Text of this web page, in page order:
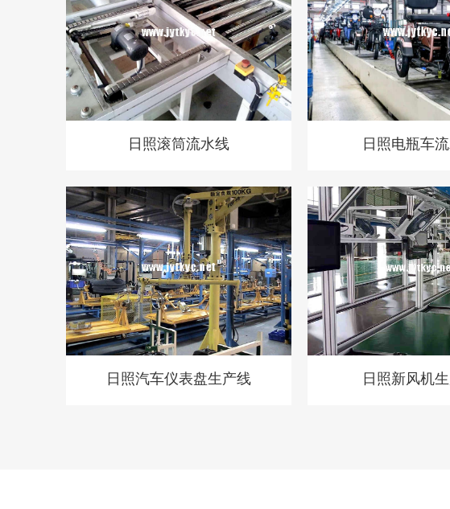
日照滚筒流水线 日照电瓶车
日照汽车仪表盘生产线 日照新风机